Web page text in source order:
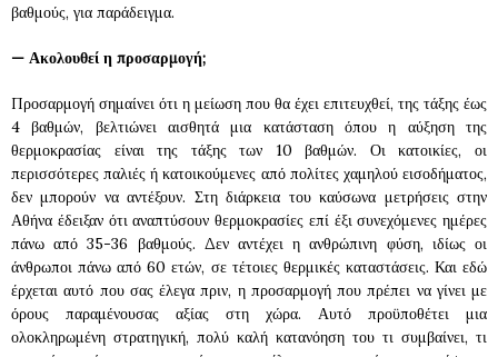
βαθμούς, για παράδειγμα.
— Ακολουθεί η προσαρμογή;
Προσαρμογή σημαίνει ότι η μείωση που θα έχει επιτευχθεί, της τάξης έως
4 βαθμών, βελτιώνει αισθητά μια κατάσταση όπου η αύξηση της
θερμοκρασίας είναι της τάξης των 10 βαθμών. Οι κατοικίες, οι
περισσότερες παλιές ή κατοικούμενες από πολίτες χαμηλού εισοδήματος,
δεν μπορούν να αντέξουν. Στη διάρκεια του καύσωνα μετρήσεις στην
Αθήνα έδειξαν ότι αναπτύσουν θερμοκρασίες επί έξι συνεχόμενες ημέρες
πάνω από 35-36 βαθμούς. Δεν αντέχει η ανθρώπινη φύση, ιδίως οι
άνθρωποι πάνω από 60 ετών, σε τέτοιες θερμικές καταστάσεις. Και εδώ
έρχεται αυτό που σας έλεγα πριν, η προσαρμογή που πρέπει να γίνει με
όρους παραμένουσας αξίας στη χώρα. Αυτό προϋποθέτει μια
ολοκληρωμένη στρατηγική, πολύ καλή κατανόηση του τι συμβαίνει, τι